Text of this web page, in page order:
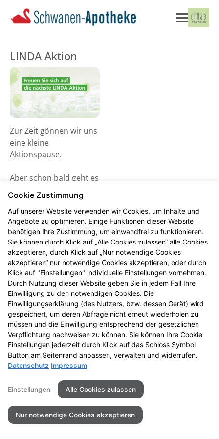
LINDA Aktion
Zur Zeit gönnen wir uns
eine kleine
Aktionspause.
Aber schon bald geht es
wieder los! Schauen Sie
gerne ab dem 02. Juni
2026 vorbei und
entdecken Sie neue
Aktionsprodukte und
das nächste
Gewinnspiel.
Seitenübersicht Kontakt
Impressum
Datenschutz
Barrierefreiheit
© 2026 Schwanen-Apotheke
Cookie Zustimmung
Auf unserer Website verwenden wir Cookies, um Inhalte und
Angebote zu optimieren. Einige Funktionen dieser Website
benötigen Ihre Zustimmung, um einwandfrei zu funktionieren.
Sie können durch Klick auf „Alle Cookies zulassen“ alle Cookies
akzeptieren, durch Klick auf „Nur notwendige Cookies
akzeptieren“ nur notwendige Cookies akzeptieren, oder durch
Klick auf "Einstellungen" individuelle Einstellungen vornehmen.
Durch Nutzung dieser Website geben Sie in jedem Fall Ihre
Einwilligung zu den notwendigen Cookies. Die
Einwilligungserklärung (des Nutzers, bzw. dessen Gerät) wird
gespeichert, um deren Abfrage nicht erneut wiederholen zu
müssen und die Einwilligung entsprechend der gesetzlichen
Verpflichtung nachweisen zu können. Sie können Ihre Cookie
Einstellungen jederzeit durch Klick auf das Schloss Symbol
Button am Seitenrand anpassen, verwalten und widerrufen.
Datenschutz Impressum
Einstellungen Alle Cookies zulassen
Nur notwendige Cookies akzeptieren